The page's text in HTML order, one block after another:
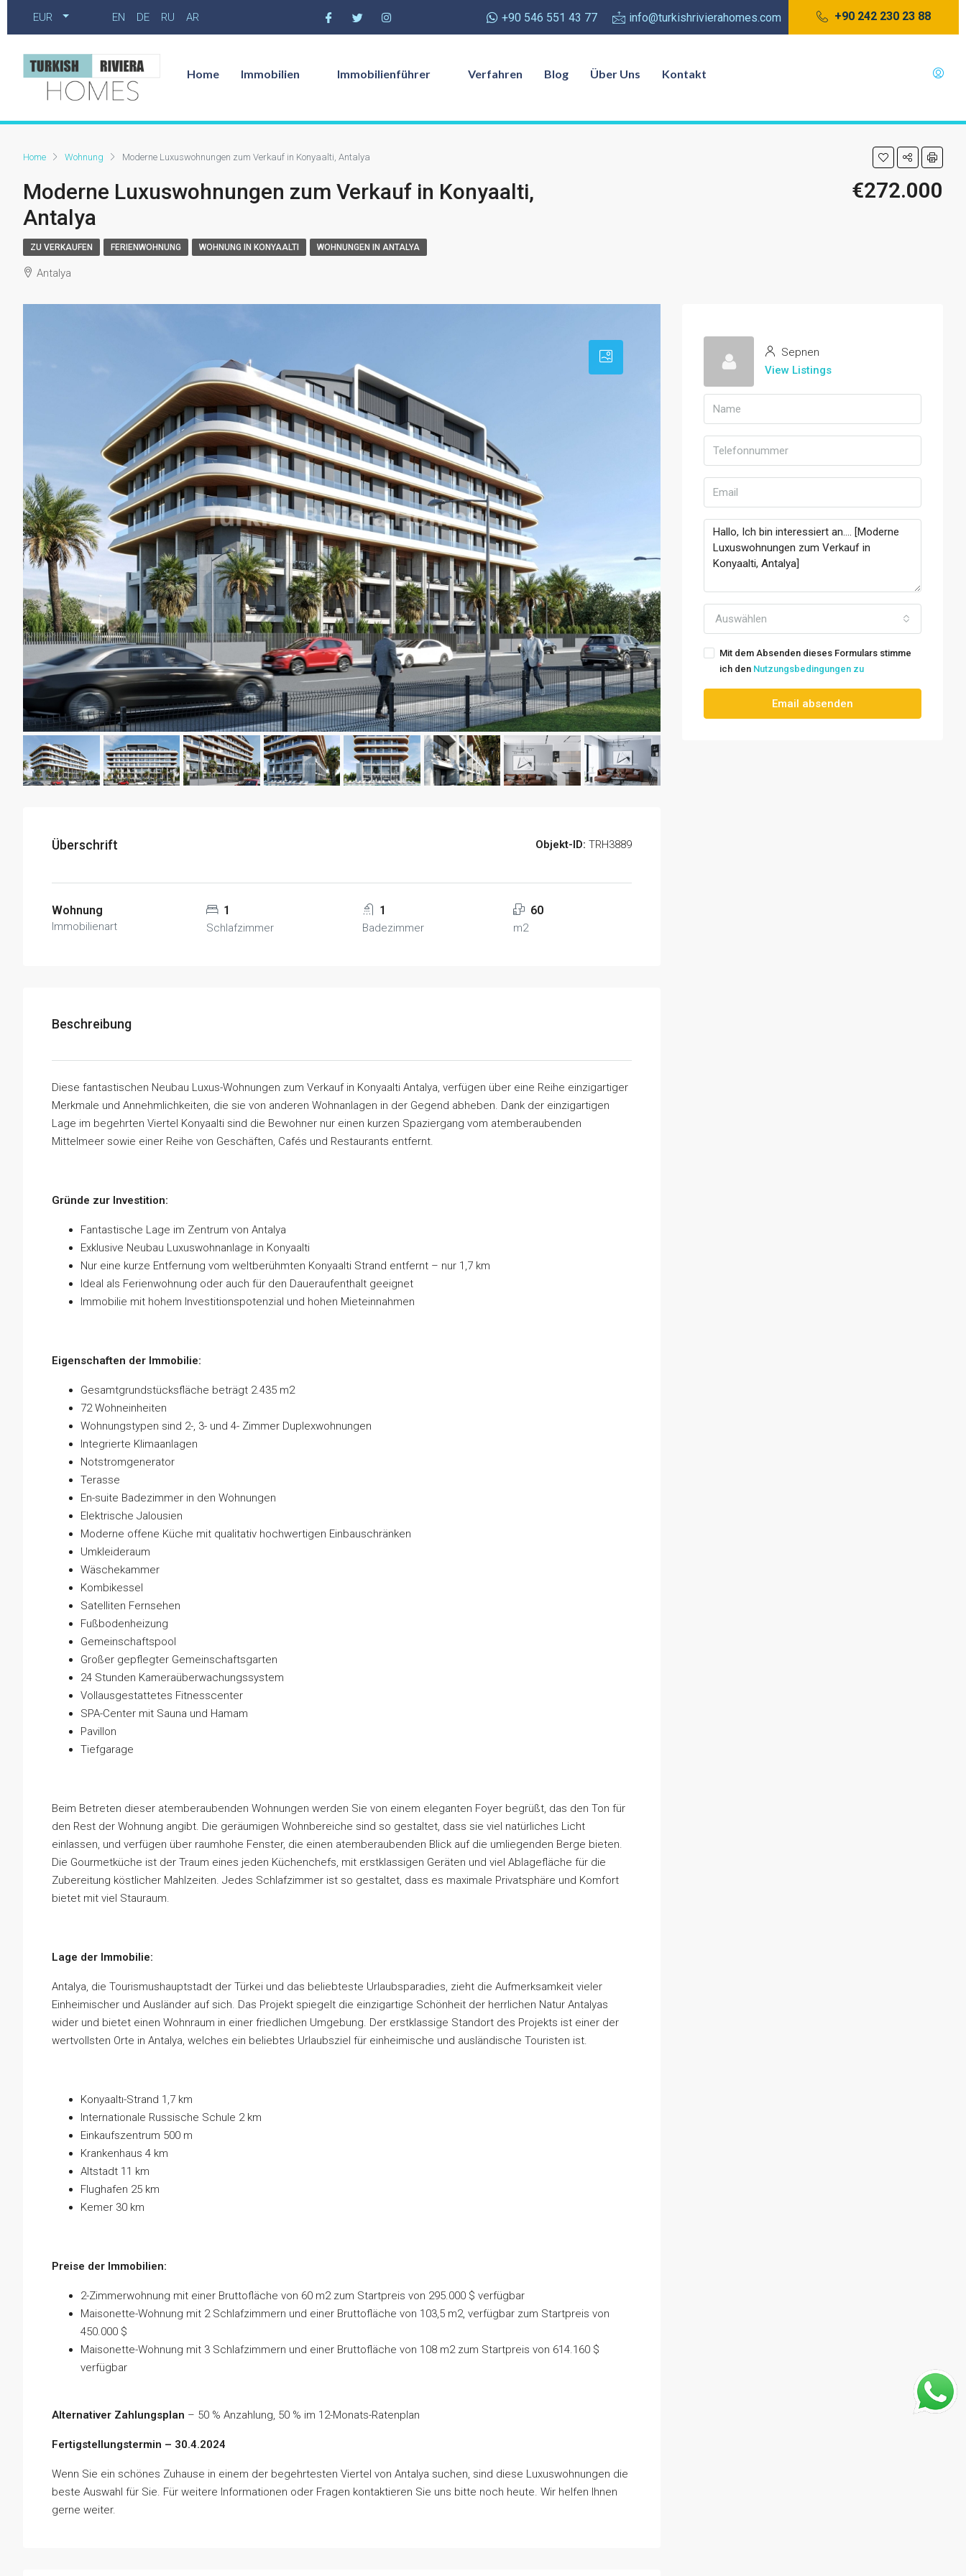
EUR EN DE RU AR +90 546 551 43 77 info@turkishrivierahomes.com +90 242 230 23 88
Home Immobilien Immobilienführer Verfahren Blog Über Uns Kontakt
Home Wohnung Moderne Luxuswohnungen zum Verkauf in Konyaalti, Antalya
Moderne Luxuswohnungen zum Verkauf in Konyaalti,
Antalya
€272.000
ZU VERKAUFEN FERIENWOHNUNG WOHNUNG IN KONYAALTI WOHNUNGEN IN ANTALYA
Antalya
Überschrift Objekt-ID: TRH3889
Wohnung
Immobilienart
1
Schlafzimmer
1
Badezimmer
60
m2
Beschreibung
Diese fantastischen Neubau Luxus-Wohnungen zum Verkauf in Konyaalti Antalya, verfügen über eine Reihe einzigartiger
Merkmale und Annehmlichkeiten, die sie von anderen Wohnanlagen in der Gegend abheben. Dank der einzigartigen
Lage im begehrten Viertel Konyaalti sind die Bewohner nur einen kurzen Spaziergang vom atemberaubenden
Mittelmeer sowie einer Reihe von Geschäften, Cafés und Restaurants entfernt.
Gründe zur Investition:
Fantastische Lage im Zentrum von Antalya
Exklusive Neubau Luxuswohnanlage in Konyaalti
Nur eine kurze Entfernung vom weltberühmten Konyaalti Strand entfernt – nur 1,7 km
Ideal als Ferienwohnung oder auch für den Daueraufenthalt geeignet
Immobilie mit hohem Investitionspotenzial und hohen Mieteinnahmen
Eigenschaften der Immobilie:
Gesamtgrundstücksfläche beträgt 2.435 m2
72 Wohneinheiten
Wohnungstypen sind 2-, 3- und 4- Zimmer Duplexwohnungen
Integrierte Klimaanlagen
Notstromgenerator
Terasse
En-suite Badezimmer in den Wohnungen
Elektrische Jalousien
Moderne offene Küche mit qualitativ hochwertigen Einbauschränken
Umkleideraum
Wäschekammer
Kombikessel
Satelliten Fernsehen
Fußbodenheizung
Gemeinschaftspool
Großer gepflegter Gemeinschaftsgarten
24 Stunden Kameraüberwachungssystem
Vollausgestattetes Fitnesscenter
SPA-Center mit Sauna und Hamam
Pavillon
Tiefgarage
Beim Betreten dieser atemberaubenden Wohnungen werden Sie von einem eleganten Foyer begrüßt, das den Ton für
den Rest der Wohnung angibt. Die geräumigen Wohnbereiche sind so gestaltet, dass sie viel natürliches Licht
einlassen, und verfügen über raumhohe Fenster, die einen atemberaubenden Blick auf die umliegenden Berge bieten.
Die Gourmetküche ist der Traum eines jeden Küchenchefs, mit erstklassigen Geräten und viel Ablagefläche für die
Zubereitung köstlicher Mahlzeiten. Jedes Schlafzimmer ist so gestaltet, dass es maximale Privatsphäre und Komfort
bietet mit viel Stauraum.
Lage der Immobilie:
Antalya, die Tourismushauptstadt der Türkei und das beliebteste Urlaubsparadies, zieht die Aufmerksamkeit vieler
Einheimischer und Ausländer auf sich. Das Projekt spiegelt die einzigartige Schönheit der herrlichen Natur Antalyas
wider und bietet einen Wohnraum in einer friedlichen Umgebung. Der erstklassige Standort des Projekts ist einer der
wertvollsten Orte in Antalya, welches ein beliebtes Urlaubsziel für einheimische und ausländische Touristen ist.
Konyaaltı-Strand 1,7 km
Internationale Russische Schule 2 km
Einkaufszentrum 500 m
Krankenhaus 4 km
Altstadt 11 km
Flughafen 25 km
Kemer 30 km
Preise der Immobilien:
2-Zimmerwohnung mit einer Bruttofläche von 60 m2 zum Startpreis von 295.000 $ verfügbar
Maisonette-Wohnung mit 2 Schlafzimmern und einer Bruttofläche von 103,5 m2, verfügbar zum Startpreis von
450.000 $
Maisonette-Wohnung mit 3 Schlafzimmern und einer Bruttofläche von 108 m2 zum Startpreis von 614.160 $ ​​
verfügbar
Alternativer Zahlungsplan – 50 % Anzahlung, 50 % im 12-Monats-Ratenplan
Fertigstellungstermin – 30.4.2024
Wenn Sie ein schönes Zuhause in einem der begehrtesten Viertel von Antalya suchen, sind diese Luxuswohnungen die
beste Auswahl für Sie. Für weitere Informationen oder Fragen kontaktieren Sie uns bitte noch heute. Wir helfen Ihnen
gerne weiter.
Sepnen
View Listings
Auswählen
Mit dem Absenden dieses Formulars stimme
ich den Nutzungsbedingungen zu
Email absenden